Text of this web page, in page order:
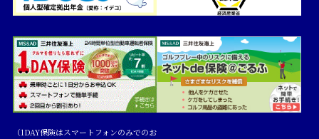
（1DAY保険はスマートフォンのみでのお